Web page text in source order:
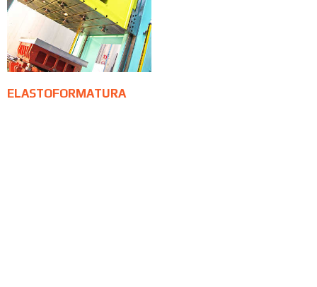
ELASTOFORMATURA